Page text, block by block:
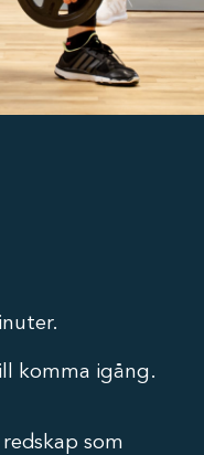
komma igång.
som